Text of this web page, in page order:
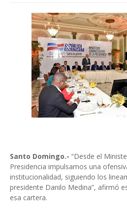
Santo Domingo.- “Desde el
Presidencia impulsamos una
institucionalidad, siguiendo los
presidente Danilo Medina”, afirmó
esa cartera.